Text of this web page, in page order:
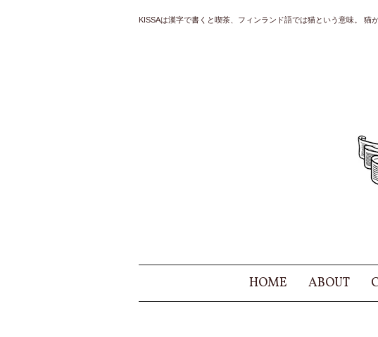
KISSAは漢字で書くと喫茶、フィンランド語では猫という意味。 猫
HOME ABOUT